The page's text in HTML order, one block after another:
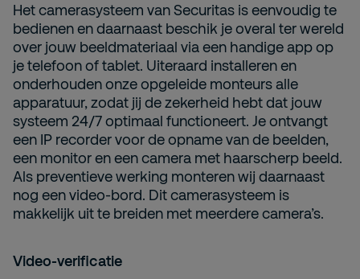
Het camerasysteem van Securitas is eenvoudig te
bedienen en daarnaast beschik je overal ter wereld
over jouw beeldmateriaal via een handige app op
je telefoon of tablet. Uiteraard installeren en
onderhouden onze opgeleide monteurs alle
apparatuur, zodat jij de zekerheid hebt dat jouw
systeem 24/7 optimaal functioneert. Je ontvangt
een IP recorder voor de opname van de beelden,
een monitor en een camera met haarscherp beeld.
Als preventieve werking monteren wij daarnaast
nog een video-bord. Dit camerasysteem is
makkelijk uit te breiden met meerdere camera’s.
Video-verificatie